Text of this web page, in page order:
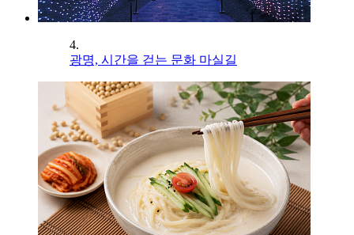
4.
광명, 시간을 걷는 문화 마실길